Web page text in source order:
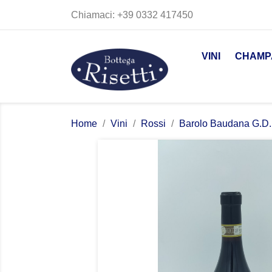
Chiamaci: +39 0332 417450
VINI
Home Vini Rossi Barolo Baudana